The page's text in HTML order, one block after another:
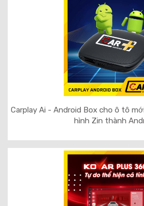
Carplay Ai - Android Box cho ô tô
hình Zin thành